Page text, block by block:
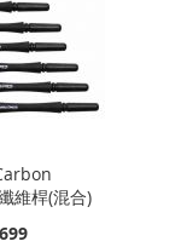
比
較
維桿(混合)